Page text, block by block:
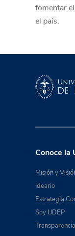
fomentar
el país.
Conoce la
Misión y
Ideario
Estrategia
Soy UDEP